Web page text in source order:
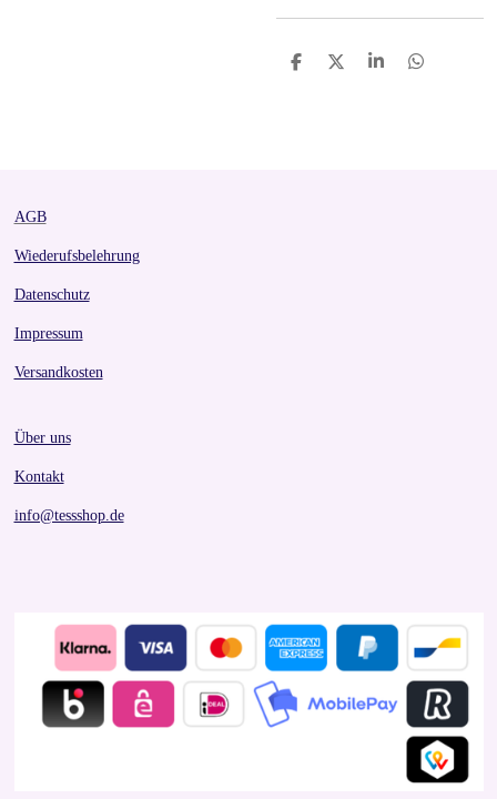
S
S
S
S
AGB
Wiederufsbelehrung
Datenschutz
Impressum
Versandkosten
Über uns
Kontakt
info@tessshop.de